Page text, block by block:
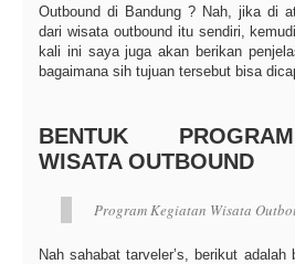
Outbound di Bandung ? Nah, jika di
dari wisata outbound itu sendiri,
kali ini saya juga akan berikan
bagaimana sih tujuan tersebut bisa
BENTUK
WISATA OUTBOUND
Program Kegiatan Wisata
Nah sahabat tarveler’s, berikut adalah